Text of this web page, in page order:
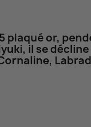
plaqué or,
il se décline